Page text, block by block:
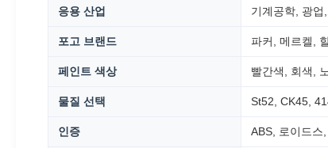
응용 산업 기계공학, 광업
포고 브랜드 파커, 메르켈,
페인트 색상 빨간색, 회색,
물질 선택 St52, CK45,
인증 ABS, 로이드스